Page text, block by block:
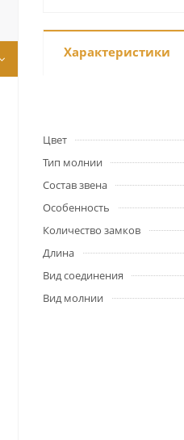
Характеристики
Цвет
Тип молнии
Состав звена
Особенность
Количество замков
Длина
Вид соединения
Вид молнии